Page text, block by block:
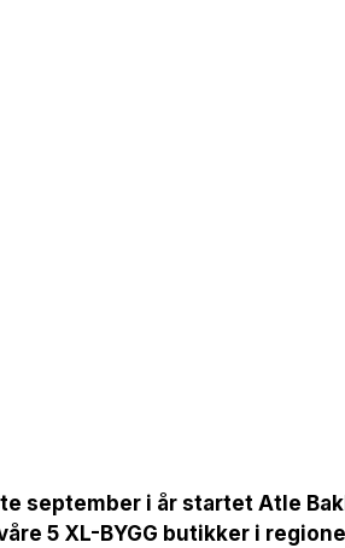
september i år startet Atle
5 XL-BYGG butikker i